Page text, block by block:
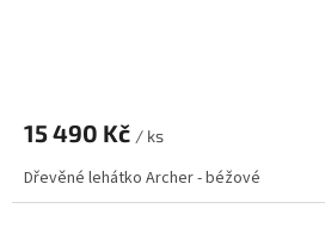
15 490 Kč / ks
Dřevěné lehátko Archer - béžové